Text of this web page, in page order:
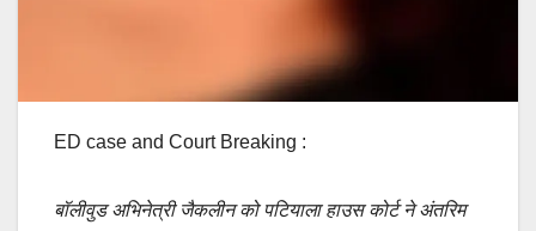
ED case and Court Breaking :
बॉलीवुड अभिनेत्री जैकलीन को पटियाला हाउस कोर्ट ने अंतरिम